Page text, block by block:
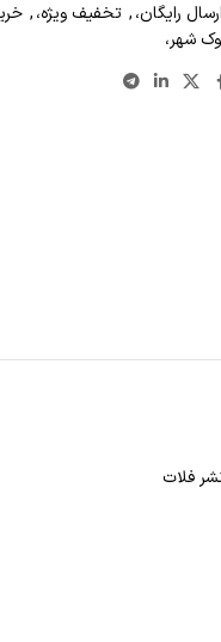
ارسال رایگان،, تخفیف ویژه،,
شهر،
فلات